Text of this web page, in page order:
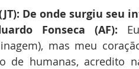
De onde surgiu seu
Fonseca (AF):
mas meu
de humanas, acredito